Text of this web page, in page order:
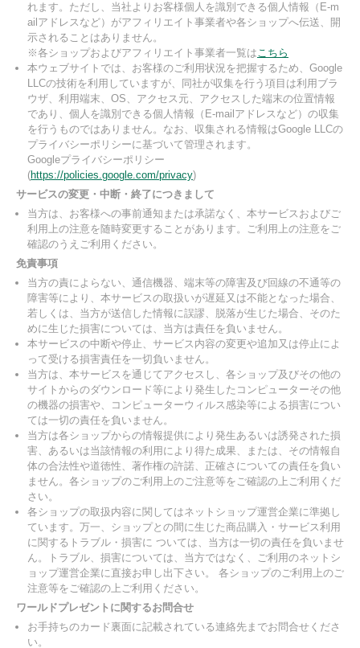
れます。ただし、当社よりお客様個人を識別できる個人情報（E-m
ailアドレスなど）がアフィリエイト事業者や各ショップへ伝送、開
示されることはありません。
※各ショップおよびアフィリエイト事業者一覧はこちら
本ウェブサイトでは、お客様のご利用状況を把握するため、Google
LLCの技術を利用していますが、同社が収集を行う項目は利用ブラ
ウザ、利用端末、OS、アクセス元、アクセスした端末の位置情報
であり、個人を識別できる個人情報（E-mailアドレスなど）の収集
を行うものではありません。なお、収集される情報はGoogle LLCの
プライバシーポリシーに基づいて管理されます。
Googleプライバシーポリシー
(https://policies.google.com/privacy)
サービスの変更・中断・終了につきまして
当方は、お客様への事前通知または承諾なく、本サービスおよびご
利用上の注意を随時変更することがあります。ご利用上の注意をご
確認のうえご利用ください。
免責事項
当方の責によらない、通信機器、端末等の障害及び回線の不通等の
障害等により、本サービスの取扱いが遅延又は不能となった場合、
若しくは、当方が送信した情報に誤謬、脱落が生じた場合、そのた
めに生じた損害については、当方は責任を負いません。
本サービスの中断や停止、サービス内容の変更や追加又は停止によ
って受ける損害責任を一切負いません。
当方は、本サービスを通じてアクセスし、各ショップ及びその他の
サイトからのダウンロード等により発生したコンピューターその他
の機器の損害や、コンピューターウィルス感染等による損害につい
ては一切の責任を負いません。
当方は各ショップからの情報提供により発生あるいは誘発された損
害、あるいは当該情報の利用により得た成果、または、その情報自
体の合法性や道徳性、著作権の許諾、正確さについての責任を負い
ません。各ショップのご利用上のご注意等をご確認の上ご利用くだ
さい。
各ショップの取扱内容に関してはネットショップ運営企業に準拠し
ています。万一、ショップとの間に生じた商品購入・サービス利用
に関するトラブル・損害に ついては、当方は一切の責任を負いませ
ん。トラブル、損害については、当方ではなく、ご利用のネットシ
ョップ運営企業に直接お申し出下さい。 各ショップのご利用上のご
注意等をご確認の上ご利用ください。
ワールドプレゼントに関するお問合せ
お手持ちのカード裏面に記載されている連絡先までお問合せくださ
い。